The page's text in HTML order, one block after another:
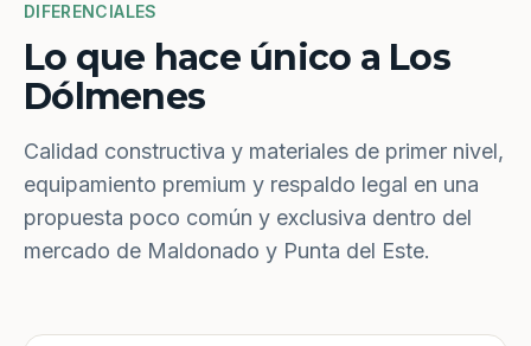
DIFERENCIALES
Lo que hace único a Los
Dólmenes
Calidad constructiva y materiales de primer nivel,
equipamiento premium y respaldo legal en una
propuesta poco común y exclusiva dentro del
mercado de Maldonado y Punta del Este.